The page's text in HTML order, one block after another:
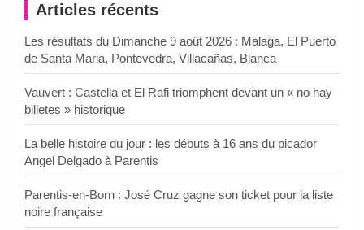
Articles récents
Les résultats du Dimanche 9 août 2026 : Malaga, El Puerto
de Santa Maria, Pontevedra, Villacañas, Blanca
Vauvert : Castella et El Rafi triomphent devant un « no hay
billetes » historique
La belle histoire du jour : les débuts à 16 ans du picador
Angel Delgado à Parentis
Parentis-en-Born : José Cruz gagne son ticket pour la liste
noire française